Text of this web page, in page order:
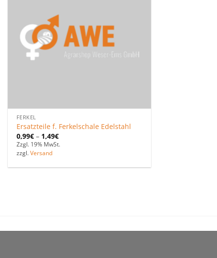
FERKEL
Ersatzteile f. Ferkelschale Edelstahl
0,99€– 1,49€
Zzgl. 19% MwSt.
zzgl. Versand